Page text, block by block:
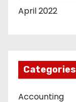
April 2022
Categories
Accounting